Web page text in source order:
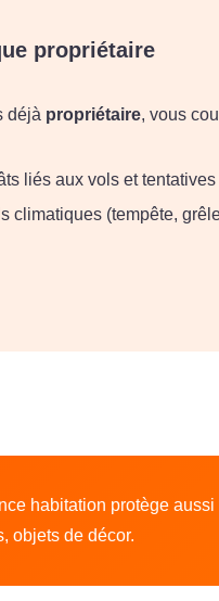
propriétaire
déjà propriétaire, vous
liés aux vols et
climatiques (tempête,
habitation protège
objets de décor.